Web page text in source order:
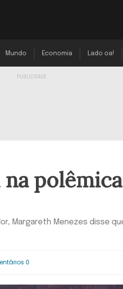
Mundo Economia Lado oa!
polêmica
Margareth Menezes disse
0